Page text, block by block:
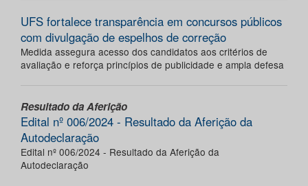
UFS fortalece transparência em concursos públicos
com divulgação de espelhos de correção
Medida assegura acesso dos candidatos aos critérios de
avaliação e reforça princípios de publicidade e ampla defesa
Resultado da Aferição
Edital nº 006/2024 - Resultado da Aferição da
Autodeclaração
Edital nº 006/2024 - Resultado da Aferição da
Autodeclaração